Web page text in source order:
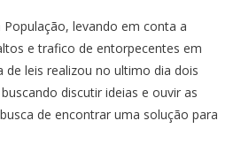
levando em conta a
e trafico de entorpecentes em
de leis realizou no ultimo dia dois
discutir ideias e ouvir as
de encontrar uma solução para